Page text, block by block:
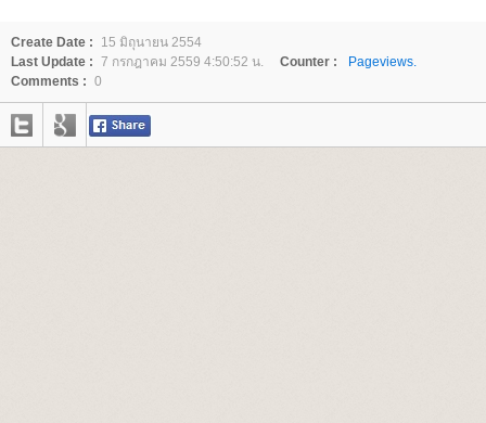
Create Date :
15 มิถุนายน 2554
Last Update : 7 กรกฎาคม 2559 4:50:52 น. Counter :
Pageviews.
Comments : 0